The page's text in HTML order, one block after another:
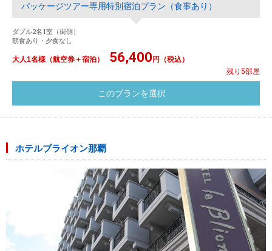
パッケージツアー専用特別宿泊プラン（食事あり）
ダブル2名1室（街側）
朝食あり・夕食なし
大人1名様（航空券＋宿泊） 56,400 円（税込）
残り5部屋
ホテルブライオン那覇